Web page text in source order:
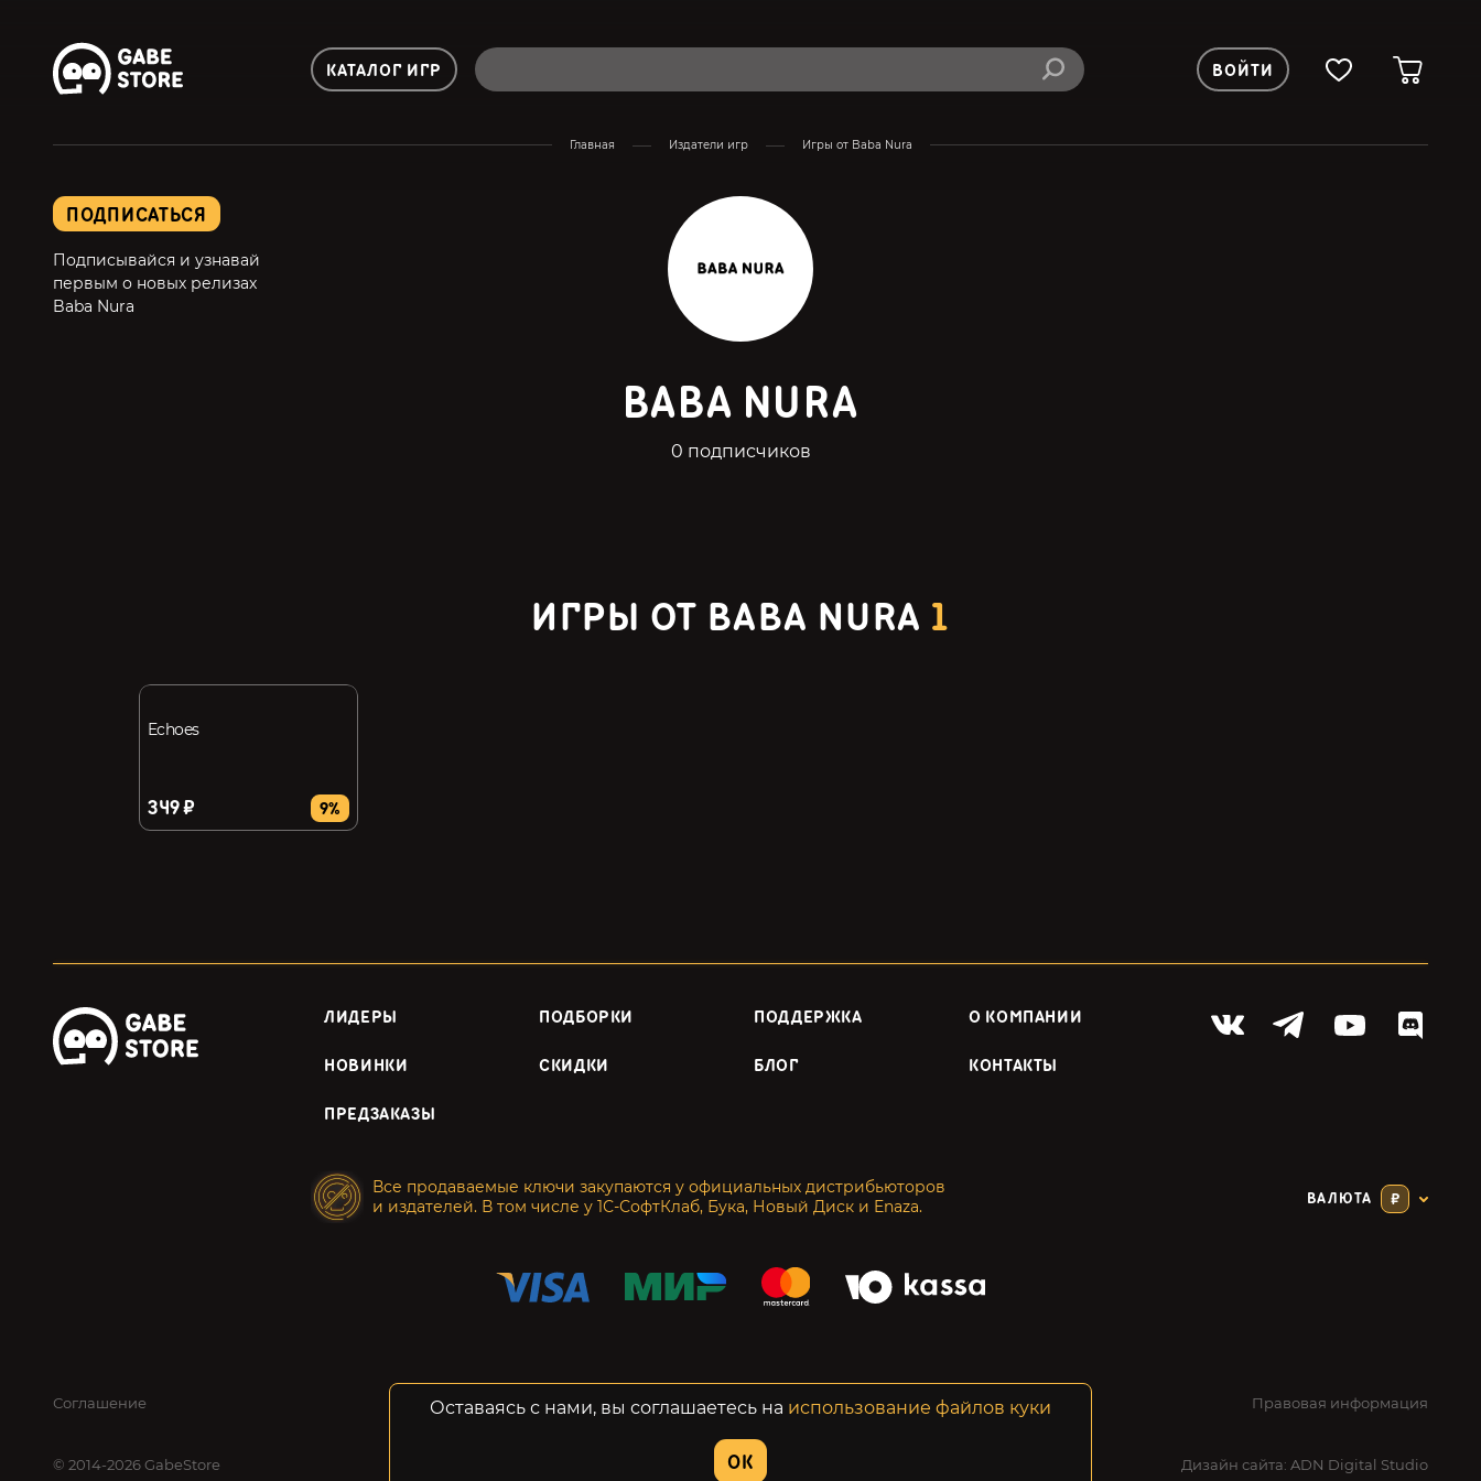
КАТАЛОГ ИГР ВОЙТИ
Главная Издатели игр Игры от Baba Nura
ПОДПИСАТЬСЯ
Подписывайся и узнавай
первым о новых релизах
Baba Nura
BABA NURA
0 подписчиков
ИГРЫ ОТ BABA NURA 1
Echoes
349 ₽ 9%
ЛИДЕРЫ ПОДБОРКИ ПОДДЕРЖКА О КОМПАНИИ
НОВИНКИ СКИДКИ БЛОГ КОНТАКТЫ
ПРЕДЗАКАЗЫ
Все продаваемые ключи закупаются у официальных дистрибьюторов
и издателей. В том числе у 1С-СофтКлаб, Бука, Новый Диск и Enaza.
ВАЛЮТА ₽
Соглашение Конфиденциальность Возвраты Правовая информация
© 2014-2026 GabeStore Дизайн сайта: ADN Digital Studio
Оставаясь с нами, вы соглашаетесь на использование файлов куки
OK